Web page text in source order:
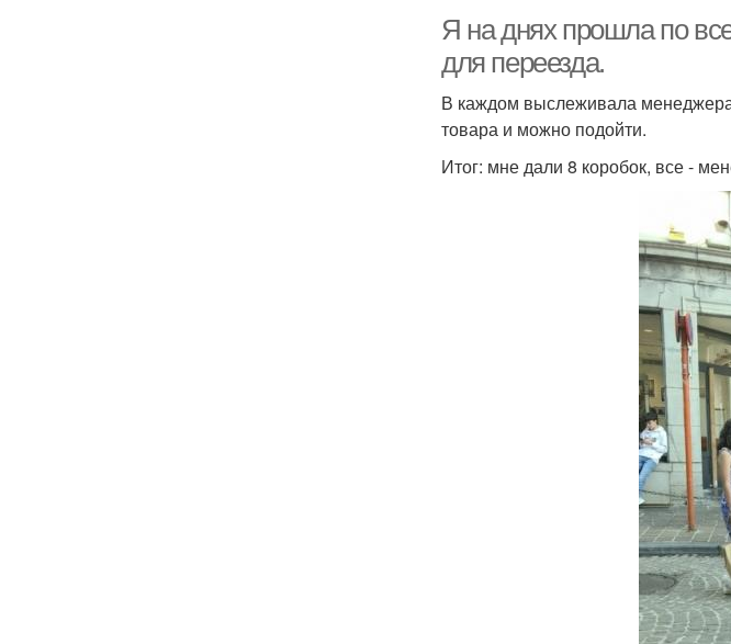
Я на днях прошла по
для переезда.
В каждом выслеживала
товара и можно подойти.
Итог: мне дали 8 коробок, все -